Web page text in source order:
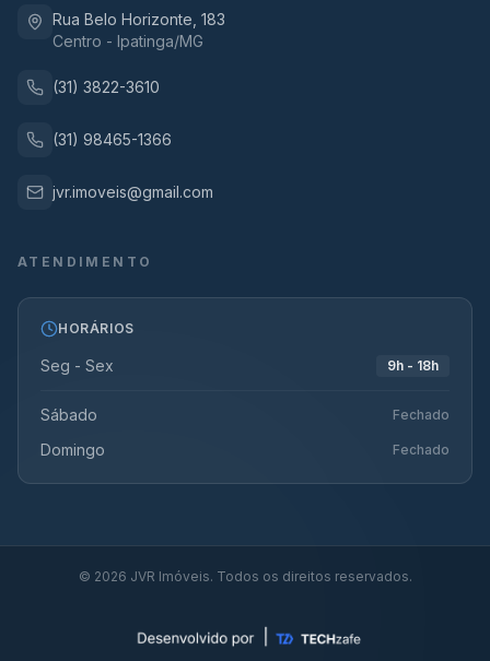
Rua Belo Horizonte, 183
Centro - Ipatinga/MG
(31) 3822-3610
(31) 98465-1366
jvr.imoveis@gmail.com
ATENDIMENTO
HORÁRIOS
Seg - Sex 9h - 18h
Sábado Fechado
Domingo Fechado
© 2026 JVR Imóveis. Todos os direitos reservados.